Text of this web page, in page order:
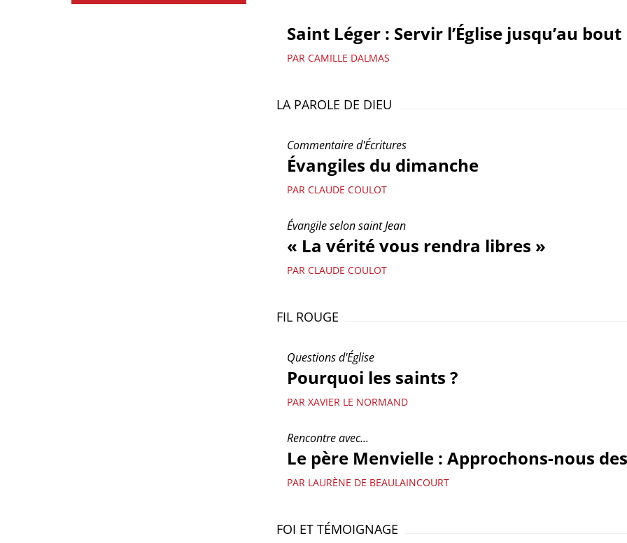
Saint Léger : Servir l’Église jusqu’au bout
PAR CAMILLE DALMAS
LA PAROLE DE DIEU
Commentaire d'Écritures
Évangiles du dimanche
PAR CLAUDE COULOT
Évangile selon saint Jean
« La vérité vous rendra libres »
PAR CLAUDE COULOT
FIL ROUGE
Questions d'Église
Pourquoi les saints ?
PAR XAVIER LE NORMAND
Rencontre avec...
Le père Menvielle : Approchons-nous
PAR LAURÈNE DE BEAULAINCOURT
FOI ET TÉMOIGNAGE